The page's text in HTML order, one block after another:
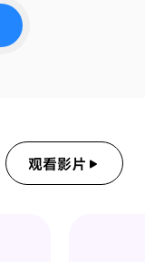
观看影片